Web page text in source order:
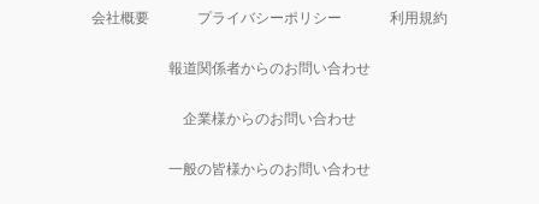
会社概要 プライバシーポリシー 利用規約
報道関係者からのお問い合わせ
企業様からのお問い合わせ
一般の皆様からのお問い合わせ